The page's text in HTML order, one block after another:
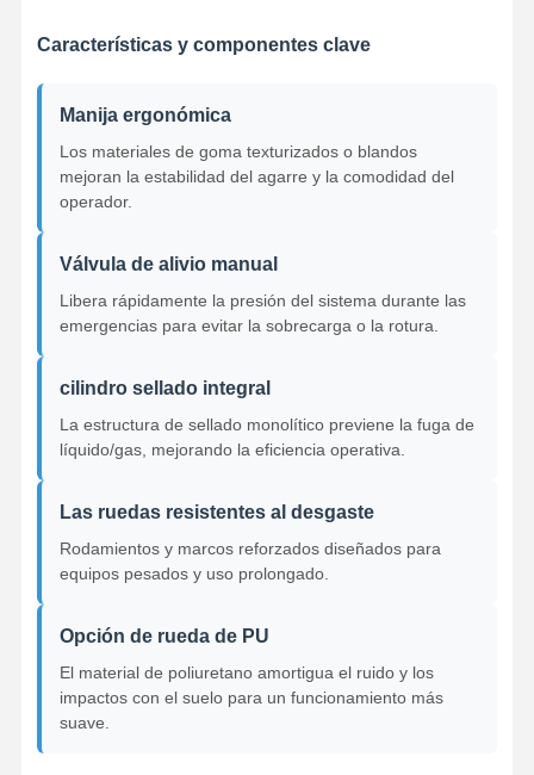
Las ruedas de las grúas
Carro de Extremo
Grúa
Motor de engranajes y freno
Accesorios para grúas
Características y componentes clave
Manija ergonómica
Los materiales de goma texturizados o blandos
mejoran la estabilidad del agarre y la comodidad del
operador.
Válvula de alivio manual
Libera rápidamente la presión del sistema durante las
emergencias para evitar la sobrecarga o la rotura.
cilindro sellado integral
La estructura de sellado monolítico previene la fuga de
líquido/gas, mejorando la eficiencia operativa.
Las ruedas resistentes al desgaste
Rodamientos y marcos reforzados diseñados para
equipos pesados y uso prolongado.
Opción de rueda de PU
El material de poliuretano amortigua el ruido y los
impactos con el suelo para un funcionamiento más
suave.